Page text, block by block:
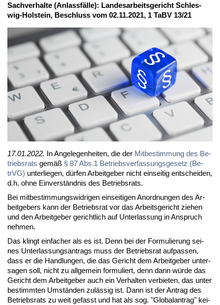
Sach­ver­hal­te (An­lass­fäl­le): Lan­des­ar­beits­ge­richt Schles­
wig-Hol­stein, Be­schluss vom 02.11.2021, 1 TaBV 13/21
17.01.2022. In An­ge­le­gen­hei­ten, die der Mit­be­stim­mung des Be­
triebs­rats ge­mäß § 87 Abs.1 Be­triebs­ver­fas­sungs­ge­setz (Be­
trVG) un­ter­lie­gen, dür­fen Ar­beit­ge­ber nicht ein­sei­tig ent­schei­den,
d.h. oh­ne Ein­ver­ständ­nis des Be­triebs­rats.
Bei mit­be­stim­mungs­wid­ri­gen ein­sei­ti­gen An­ord­nun­gen des Ar­
beit­ge­bers kann der Be­triebs­rat vor das Ar­beits­ge­richt zie­hen
und den Ar­beit­ge­ber ge­richt­lich auf Un­ter­las­sung in An­spruch
neh­men.
Das klingt ein­fa­cher als es ist. Denn bei der For­mu­lie­rung sei­
nes Un­ter­las­sungs­an­trags muss der Be­triebs­rat auf­pas­sen,
dass er die Hand­lun­gen, die das Ge­richt dem Ar­beit­ge­ber un­ter­
sa­gen soll, nicht zu all­ge­mein for­mu­liert, denn dann wür­de das
Ge­richt dem Ar­beit­ge­ber auch ein Ver­hal­ten ver­bie­ten, das un­ter
be­stimm­ten Um­stän­den zu­läs­sig ist. Dann ist der An­trag des
Be­triebs­rats zu weit ge­fasst und hat als sog. "Glo­balan­trag" kei­